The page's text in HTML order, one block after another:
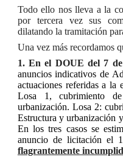
Todo ello nos lleva a la
por tercera vez sus
dilatando la tramitación
Una vez más recordamos
1. En el DOUE del 7
anuncios indicativos de
actuaciones referidas a la
Losa 1, cubrimiento
urbanización. Losa 2:
Estructura y urbanización
En los tres casos se
anuncio de licitación el
flagrantemente